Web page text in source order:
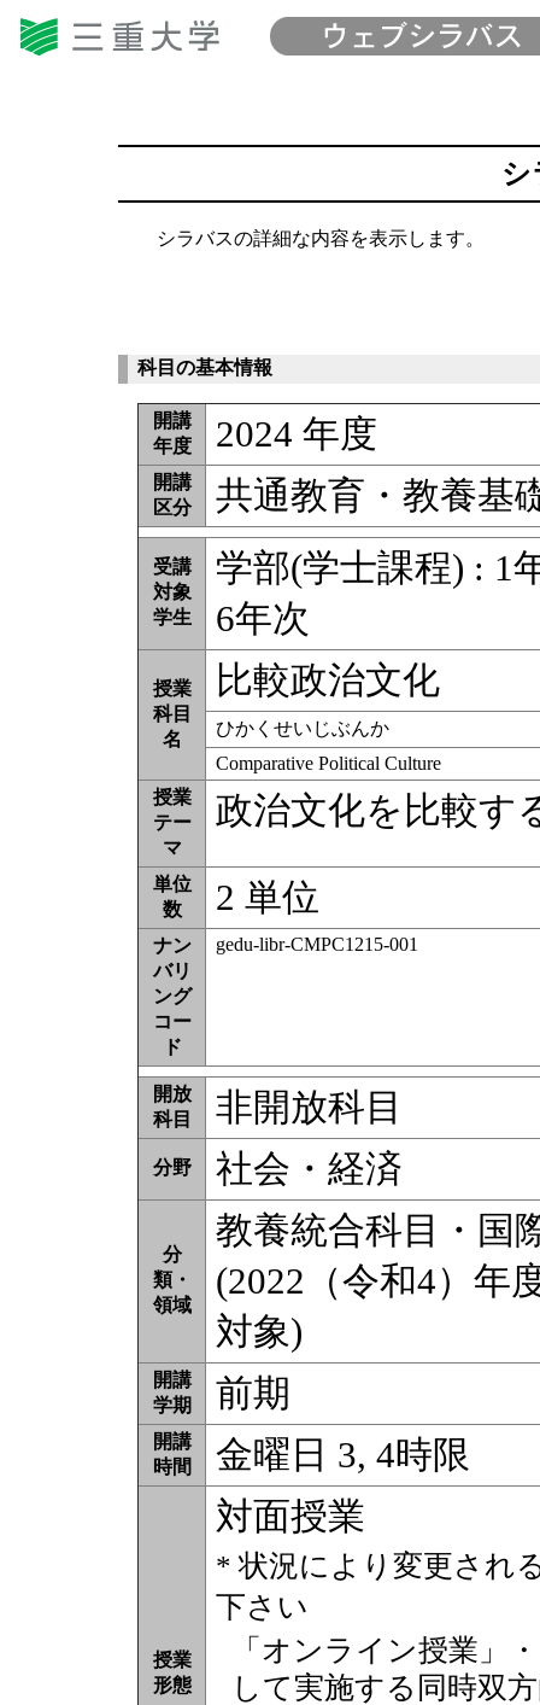
シ
シラバスの詳細な内容を表示します。
科目の基本情報
開講
年度
2024 年度
開講
区分
共通教育・教養基
受講
対象
学生
学部(学士課程) : 1
6年次
授業
科目
名
比較政治文化
ひかくせいじぶんか
Comparative Political Culture
授業
テー
マ
政治文化を比較す
単位
数
2 単位
ナン
バリ
ング
コー
ド
gedu-libr-CMPC1215-001
開放
科目
非開放科目
分野 社会・経済
分
類・
領域
教養統合科目・国
(2022（令和4）年
対象)
開講
学期
前期
開講
時間
金曜日 3, 4時限
授業
形態
対面授業
* 状況により変更され
下さい
「オンライン授業」
して実施する同時双